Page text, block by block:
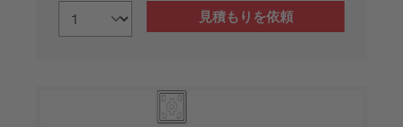
見積もりを依頼